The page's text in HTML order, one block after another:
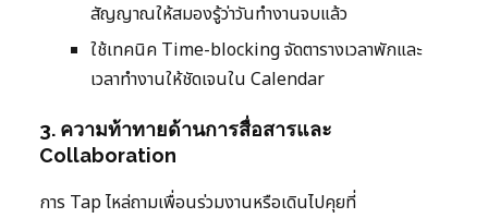
สัญญาณให้สมองรู้ว่าวันทำงานจบแล้ว
ใช้เทคนิค Time-blocking จัดตารางเวลาพักและ
เวลาทำงานให้ชัดเจนใน Calendar
3. ความท้าทายด้านการสื่อสารและ
Collaboration
การ Tap ไหล่ถามเพื่อนร่วมงานหรือเดินไปคุยที่